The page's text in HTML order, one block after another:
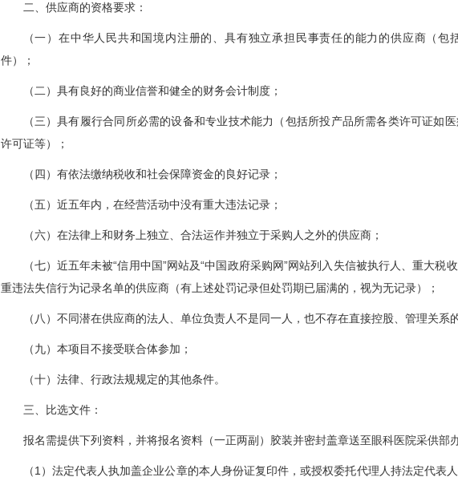
二、供应商的资格要求：
（一）在中华人民共和国境内注册的、具有独立承担民事责任的能力的供应商（包
件）；
（二）具有良好的商业信誉和健全的财务会计制度；
（三）具有履行合同所必需的设备和专业技术能力（包括所投产品所需各类许可证如
许可证等）；
（四）有依法缴纳税收和社会保障资金的良好记录；
（五）近五年内，在经营活动中没有重大违法记录；
（六）在法律上和财务上独立、合法运作并独立于采购人之外的供应商；
（七）近五年未被“信用中国”网站及“中国政府采购网”网站列入失信被执行人、重大税
重违法失信行为记录名单的供应商（有上述处罚记录但处罚期已届满的，视为无记录）；
（八）不同潜在供应商的法人、单位负责人不是同一人，也不存在直接控股、管理关系
（九）本项目不接受联合体参加；
（十）法律、行政法规规定的其他条件。
三、比选文件：
报名需提供下列资料，并将报名资料（一正两副）胶装并密封盖章送至眼科医院采供部办
（1）法定代表人执加盖企业公章的本人身份证复印件，或授权委托代理人持法定代表